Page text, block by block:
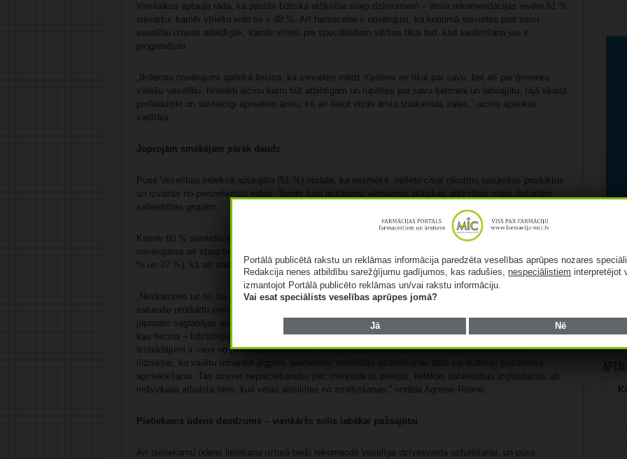
Vienlaikus aptauja rāda, ka pastāv būtiska atšķirība starp dzimumiem – ārsta rekomendācijas ievēro 61 %
sieviešu, kamēr vīriešu vidū tie ir 48 %. Arī farmaceite ir novērojusi, ka kopumā sievietes pret savu
veselību izturas atbildīgāk, kamēr vīrieši pie speciālistiem vēršas tikai tad, kad saslimšana jau ir
progresējusi.
„Ikdienas novērojumi aptiekā liecina, ka sievietes mēdz rūpēties ne tikai par savu, bet arī par ģimenes
vīriešu veselību. Noteikti aicinu katru būt atbildīgam un rūpēties par savu ķermeni un labsajūtu, tajā skaitā
profilaktiski un savlaicīgi apmeklēt ārstu, kā arī lietot visas ārsta izrakstītās zāles,” aicina aptiekas
vadītāja.
Joprojām smēķējam pārāk daudz
Puse Veselības indeksā aptaujāto (51 %) norāda, ka nesmēķē, nelieto citus nikotīnu saturošus produktus
un izvairās no piesmēķētas vides. Tomēr šajā jautājumā vērojamas būtiskas atšķirības starp dažādām
sabiedrības grupām.
Kamēr 60 % sieviešu atbildējušas, ka nesmēķē, vīriešu vidū šis rādītājs ir tikai 40 %. Līdzīga tendence
novērojama arī starp tiem, kuri kopumā ievēro veselīgu dzīvesveidu, un tiem, kuri to nedara (attiecīgi 57
% un 37 %), kā arī starp iedzīvotājiem ar augstāko un pamatizglītību (attiecīgi 59 % un 38 %).
„Neskatoties uz to, ka pēdējos gados ir ieviesti stingrāki smēķēšanas ierobežojumi, pieaugušas nikotīnu
saturošo produktu cenas un īstenotas dažādas izglītojošas kampaņas, smēķēšanas izplatība sabiedrībā
joprojām saglabājas augsta. Aptauju dati rāda, ka būtiskas izmaiņas iedzīvotāju paradumos nav notikušas,
kas liecina – līdzšinējie ierobežojošie pasākumi bijuši maz efektīvi. Tabakas un nikotīnu saturošie
izstrādājumi ir vieni no pirktākajiem veikalos, kas parāda, ka cilvēki atvēl to iegādei lielus finanšu
līdzekļus, ko varētu izmantot jēgpilni, piemēram, veselības uzlabošanas labā vai kultūras pasākuma
apmeklēšanai. Tas uzsver nepieciešamību pēc mērķētākas pieejas, lielākas sabiedrības izglītošanas un
individuāla atbalsta tiem, kuri vēlas atteikties no smēķēšanas,” norāda Agnese Ritene.
Pietiekams ūdens daudzums – vienkāršs solis labākai pašsajūtai
Arī pietiekamu ūdens lietošanu uzturā bieži rekomendē veselīga dzīvesveida uzturēšanai, un puse
Portālā publicētā rakstu un reklāmas informācija paredzēta veselības aprūpes nozares
Redakcija nenes atbildību sarežģījumu gadījumos, kas radušies,nespeciālistiem interpretējot
izmantojot Portālā publicēto reklāmas un/vai rakstu informāciju.
Vai esat speciālists veselības aprūpes jomā?
Jā Nē